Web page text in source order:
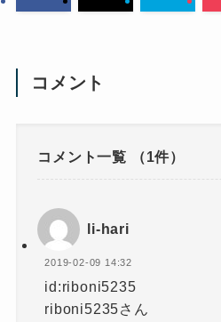
コメント
コメント一覧 （1件）
li-hari
2019-02-09 14:32
id:riboni5235
riboni5235さん